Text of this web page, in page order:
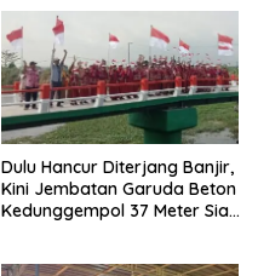
Dulu Hancur Diterjang Banjir,
Kini Jembatan Garuda Beton
Kedunggempol 37 Meter Siap